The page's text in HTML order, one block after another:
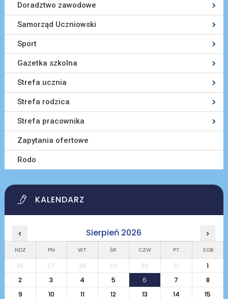
Doradztwo zawodowe
Samorząd Uczniowski
Sport
Gazetka szkolna
Strefa ucznia
Strefa rodzica
Strefa pracownika
Zapytania ofertowe
Rodo
KALENDARZ
‹ Sierpień 2026 ›
NDZ PN WT ŚR CZW PT SOB
26 27 28 29 30 31
1
2
3 4 5 6 7
8
9
10 11 12 13 14
15